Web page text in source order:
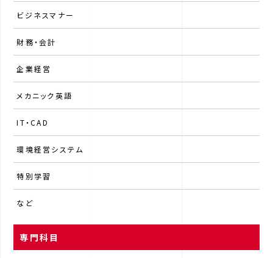
ビジネスマナー
財務・会計
企業経営
メカニック英語
IT・CAD
環境経営システム
特別学習
など
専門科目